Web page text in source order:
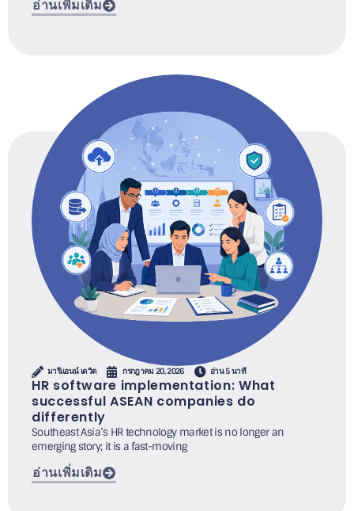
อ่านเพิ่มเติม
มารีแอนน์ เดวิด กรกฎาคม 20, 2026 อ่าน 5 นาที
HR software implementation: What
successful ASEAN companies do
differently
Southeast Asia’s HR technology market is no longer an
emerging story; it is a fast-moving
อ่านเพิ่มเติม